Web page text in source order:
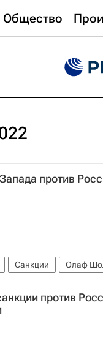
Общество
против
Санкции Олаф
против